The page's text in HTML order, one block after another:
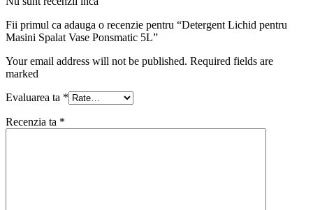
Fii primul ca adauga o recenzie pentru “Detergent Lichid pentru
Masini Spalat Vase Ponsmatic 5L”
Your email address will not be published. Required fields are
marked
Evaluarea ta *
Recenzia ta *